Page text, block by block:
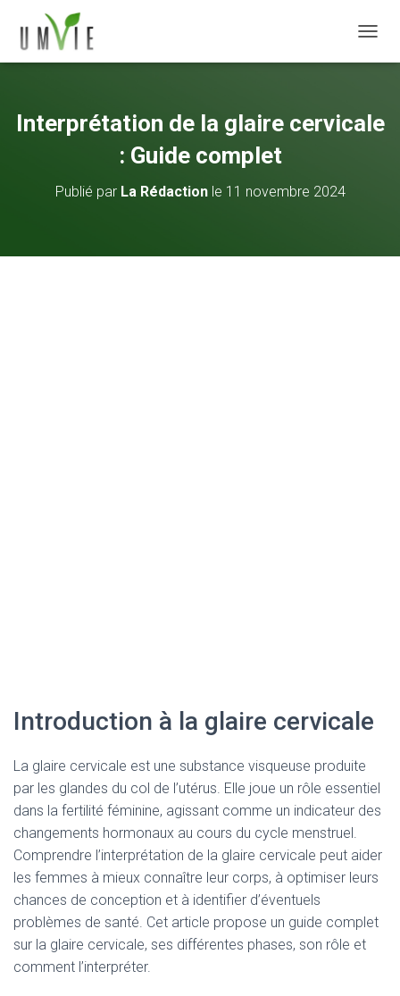
Interprétation de la glaire cervicale
: Guide complet
Publié par La Rédactionle 11 novembre 2024
Introduction à la glaire cervicale
La glaire cervicale est une substance visqueuse produite
par les glandes du col de l’utérus. Elle joue un rôle essentiel
dans la fertilité féminine, agissant comme un indicateur des
changements hormonaux au cours du cycle menstruel.
Comprendre l’interprétation de la glaire cervicale peut aider
les femmes à mieux connaître leur corps, à optimiser leurs
chances de conception et à identifier d’éventuels
problèmes de santé. Cet article propose un guide complet
sur la glaire cervicale, ses différentes phases, son rôle et
comment l’interpréter.